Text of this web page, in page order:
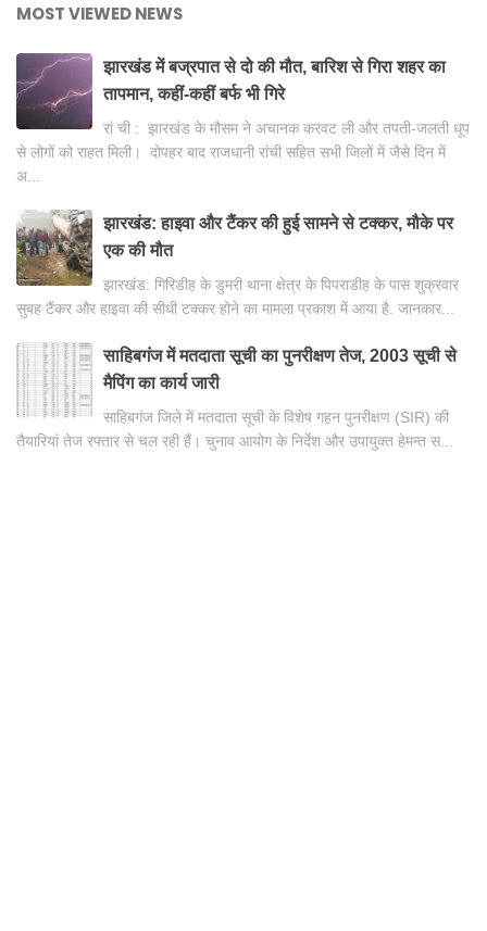
MOST VIEWED NEWS
झारखंड में बज्रपात से दो की मौत, बारिश से गिरा शहर का
तापमान, कहीं-कहीं बर्फ भी गिरे
रां ची : झारखंड के मौसम ने अचानक करवट ली और तपती-जलती धूप
से लोगों को राहत मिली। दोपहर बाद राजधानी रांची सहित सभी जिलों में जैसे दिन में
अ...
झारखंड: हाइवा और टैंकर की हुई सामने से टक्कर, मौके पर
एक की मौत
झारखंड: गिरिडीह के डुमरी थाना क्षेत्र के पिपराडीह के पास शुक्रवार
सुबह टैंकर और हाइवा की सीधी टक्कर होने का मामला प्रकाश में आया है. जानकार...
साहिबगंज में मतदाता सूची का पुनरीक्षण तेज, 2003 सूची से
मैपिंग का कार्य जारी
साहिबगंज जिले में मतदाता सूची के विशेष गहन पुनरीक्षण (SIR) की
तैयारियां तेज रफ्तार से चल रही हैं। चुनाव आयोग के निर्देश और उपायुक्त हेमन्त स...